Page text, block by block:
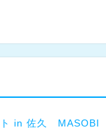
ト in 佐久 MASOBI